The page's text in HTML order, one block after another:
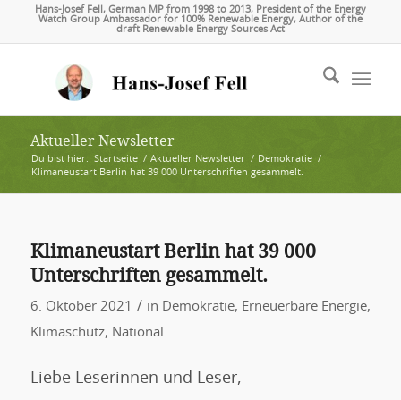
Hans-Josef Fell, German MP from 1998 to 2013, President of the Energy
Watch Group Ambassador for 100% Renewable Energy, Author of the
draft Renewable Energy Sources Act
Aktueller Newsletter
Du bist hier: Startseite / Aktueller Newsletter / Demokratie /
Klimaneustart Berlin hat 39 000 Unterschriften gesammelt.
Klimaneustart Berlin hat 39 000
Unterschriften gesammelt.
6. Oktober 2021 / in Demokratie, Erneuerbare Energie,
Klimaschutz, National
Liebe Leserinnen und Leser,